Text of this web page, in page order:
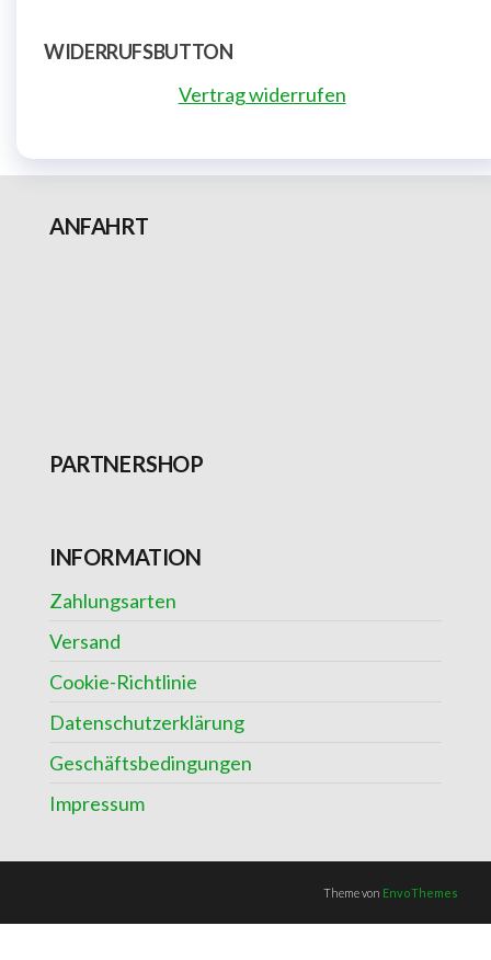
WIDERRUFSBUTTON
Vertrag widerrufen
ANFAHRT
PARTNERSHOP
INFORMATION
Zahlungsarten
Versand
Cookie-Richtlinie
Datenschutzerklärung
Geschäftsbedingungen
Impressum
Theme von EnvoThemes